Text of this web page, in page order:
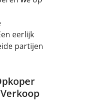
eerlijk
partijen